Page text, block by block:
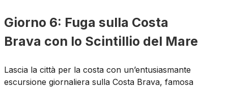
Giorno 6: Fuga sulla Costa
Brava con lo Scintillio del Mare
Lascia la città per la costa con un’entusiasmante
escursione giornaliera sulla Costa Brava, famosa